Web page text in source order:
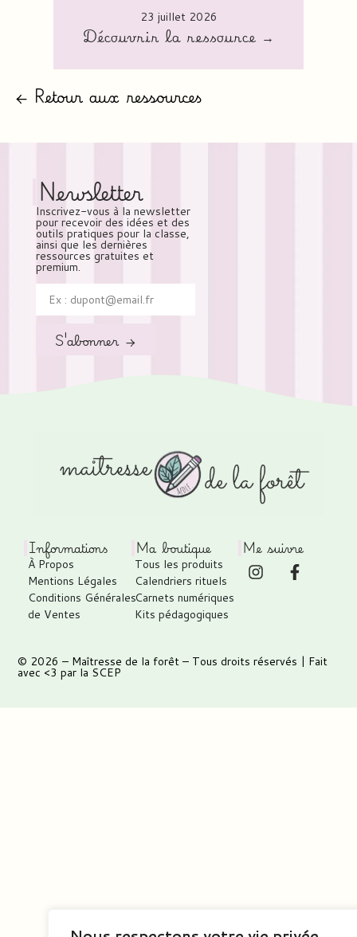
23 juillet 2026
Découvrir la ressource →
← Retour aux ressources
Newsletter
Inscrivez-vous à la newsletter
pour recevoir des idées et des
outils pratiques pour la classe,
ainsi que les dernières
ressources gratuites et
premium.
S'abonner →
Informations
À Propos
Mentions Légales
Conditions Générales
de Ventes
Ma boutique
Tous les produits
Calendriers rituels
Carnets numériques
Kits pédagogiques
Me suivre
© 2026 – Maîtresse de la forêt – Tous droits réservés | Fait
avec <3 par la SCEP